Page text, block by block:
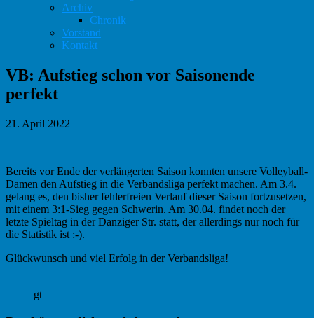
Archiv
Chronik
Vorstand
Kontakt
VB: Aufstieg schon vor Saisonende
perfekt
21. April 2022
Bereits vor Ende der verlängerten Saison konnten unsere Volleyball-
Damen den Aufstieg in die Verbandsliga perfekt machen. Am 3.4.
gelang es, den bisher fehlerfreien Verlauf dieser Saison fortzusetzen,
mit einem 3:1-Sieg gegen Schwerin. Am 30.04. findet noch der
letzte Spieltag in der Danziger Str. statt, der allerdings nur noch für
die Statistik ist :-).
Glückwunsch und viel Erfolg in der Verbandsliga!
gt